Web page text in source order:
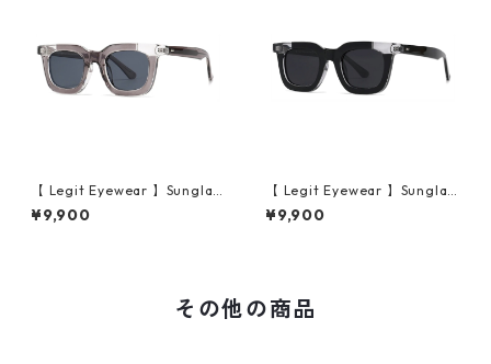
【 Legit Eyewear 】Sunglas
ses Konoe (Clear Grey/Gre
y)
¥9,900
【 Legit Eyewear 】Sunglas
ses Konoe (Black Clear/Gre
y)
¥9,900
その他の商品